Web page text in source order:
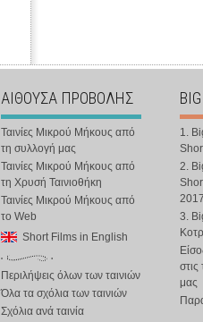
ΑΙΘΟΥΣΑ ΠΡΟΒΟΛΗΣ
Ταινίες Μικρού Μήκους από
τη συλλογή μας
Ταινίες Μικρού Μήκους από
τη Χρυσή Ταινιοθήκη
Ταινίες Μικρού Μήκους από
το Web
Short Films in English
Περιλήψεις όλων των ταινιών
Όλα τα σχόλια των ταινιών
Σχόλια ανά ταινία
1.
2.
3.
στις
μας